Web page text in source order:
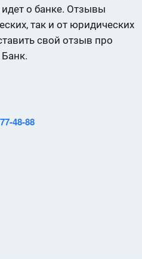
о банке. Отзывы
так и от юридических
свой отзыв про
48-88